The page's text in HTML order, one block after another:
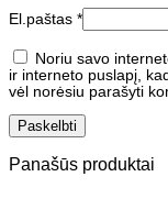
El.paštas *
Noriu savo
ir interneto puslapį,
vėl norėsiu parašyti
Panašūs produktai